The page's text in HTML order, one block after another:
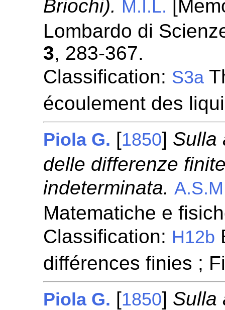
Briochi). M.I.L.
Lombardo di
3, 283-367.
Classification: S3a
écoulement des
Piola G. [1850] Sulla
delle differenze
indeterminata.
Matematiche e
Classification: H12b
différences finies ;
Piola G. [1850] Sulla